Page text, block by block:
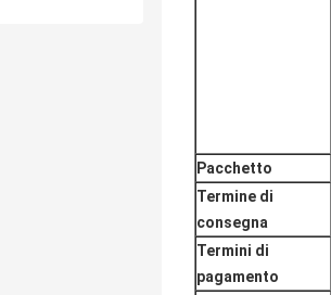
Pacchetto
Termine di
consegna
Termini di
pagamento